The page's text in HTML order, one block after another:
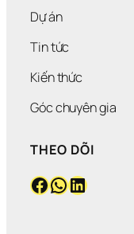
Dự án
Tin tức
Kiến thức
Góc chuyên gia
THEO DÕI
Facebook WhatsApp LinkedIn